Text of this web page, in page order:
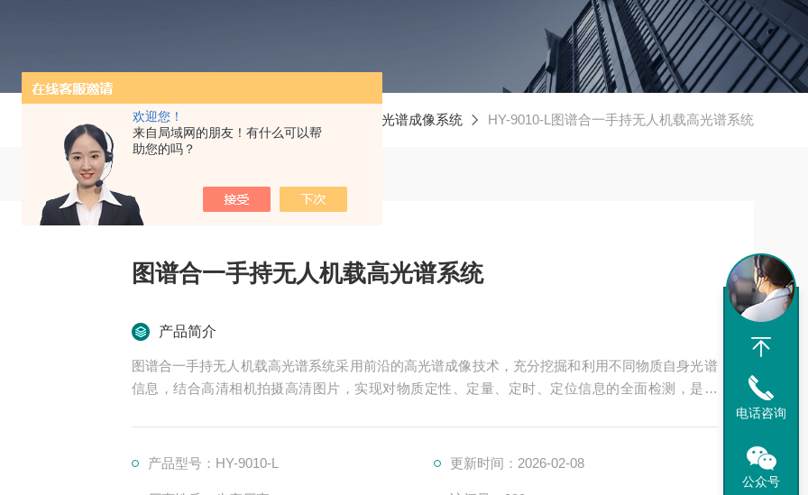
欢迎您！
来自局域网的朋友！有什么可以帮
助您的吗？
当前位置：首页 无人机载高光谱成像系统 HY-9010-L图谱合一手持无人机载高光谱系统
图谱合一手持无人机载高光谱系统
产品简介
图谱合一手持无人机载高光谱系统采用前沿的高光谱成像技术，充分挖掘和利用不同物质自身光谱
信息，结合高清相机拍摄高清图片，实现对物质定性、定量、定时、定位信息的全面检测，是一
产品型号：HY-9010-L
更新时间：2026-02-08
电话咨询
公众号